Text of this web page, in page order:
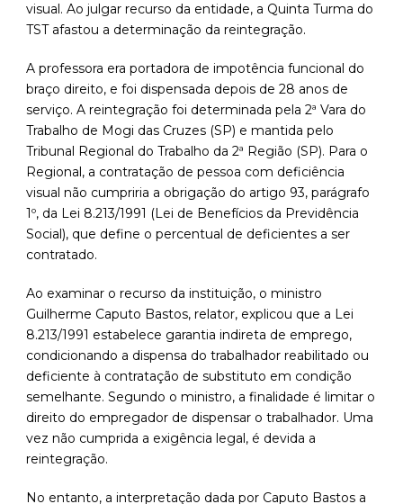
visual. Ao julgar recurso da entidade, a Quinta Turma do
TST afastou a determinação da reintegração.
A professora era portadora de impotência funcional do
braço direito, e foi dispensada depois de 28 anos de
serviço. A reintegração foi determinada pela 2ª Vara do
Trabalho de Mogi das Cruzes (SP) e mantida pelo
Tribunal Regional do Trabalho da 2ª Região (SP). Para o
Regional, a contratação de pessoa com deficiência
visual não cumpriria a obrigação do artigo 93, parágrafo
1º, da Lei 8.213/1991 (Lei de Benefícios da Previdência
Social), que define o percentual de deficientes a ser
contratado.
Ao examinar o recurso da instituição, o ministro
Guilherme Caputo Bastos, relator, explicou que a Lei
8.213/1991 estabelece garantia indireta de emprego,
condicionando a dispensa do trabalhador reabilitado ou
deficiente à contratação de substituto em condição
semelhante. Segundo o ministro, a finalidade é limitar o
direito do empregador de dispensar o trabalhador. Uma
vez não cumprida a exigência legal, é devida a
reintegração.
No entanto, a interpretação dada por Caputo Bastos a